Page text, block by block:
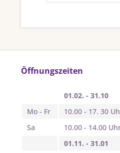
Öffnungszeiten
01.02. - 31.10
Mo - Fr
10.00 - 17. 30
Sa
10.00 - 14.00
01.11. - 31.01